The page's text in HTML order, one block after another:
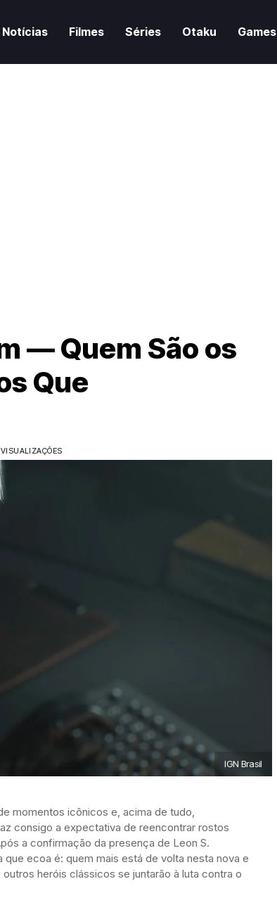
Notícias Filmes Séries Otaku Games
— Quem São os
Que
IGN Brasil
momentos icônicos e, acima de tudo,
consigo a expectativa de reencontrar rostos
a confirmação da presença de Leon S.
ecoa é: quem mais está de volta nesta nova e
heróis clássicos se juntarão à luta contra o